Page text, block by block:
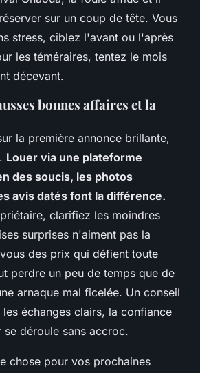
sur un coup de tête. Vous
stress, ciblez l'avant ou l'après
les téméraires, tentez le mois
décevant.
bonnes affaires et la
la première annonce brillante,
Louer via une plateforme
des soucis, les photos
avis datés font la différence.
clarifiez les moindres
surprises n'aiment pas la
des prix qui défient toute
perdre un peu de temps que de
arnaque mal ficelée. Un conseil
échanges clairs, la confiance
se déroule sans accroc.
chose pour vos prochaines